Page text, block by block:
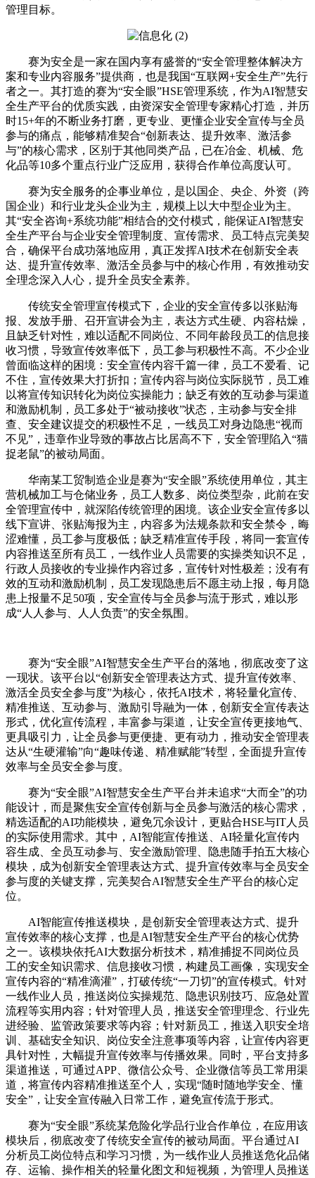
管理目标。
赛为安全是一家在国内享有盛誉的“安全管理整体解决方
案和专业内容服务”提供商，也是我国“互联网+安全生产”先行
者之一。其打造的赛为“安全眼”HSE管理系统，作为AI智慧安
全生产平台的优质实践，由资深安全管理专家精心打造，并历
时15+年的不断业务打磨，更专业、更懂企业安全宣传与全员
参与的痛点，能够精准契合“创新表达、提升效率、激活参
与”的核心需求，区别于其他同类产品，已在冶金、机械、危
化品等10多个重点行业广泛应用，获得合作单位高度认可。
赛为安全服务的企事业单位，是以国企、央企、外资（跨
国企业）和行业龙头企业为主，规模上以大中型企业为主。
其“安全咨询+系统功能”相结合的交付模式，能保证AI智慧安
全生产平台与企业安全管理制度、宣传需求、员工特点完美契
合，确保平台成功落地应用，真正发挥AI技术在创新安全表
达、提升宣传效率、激活全员参与中的核心作用，有效推动安
全理念深入人心，提升全员安全素养。
传统安全管理宣传模式下，企业的安全宣传多以张贴海
报、发放手册、召开宣讲会为主，表达方式生硬、内容枯燥，
且缺乏针对性，难以适配不同岗位、不同年龄段员工的信息接
收习惯，导致宣传效率低下，员工参与积极性不高。不少企业
曾面临这样的困境：安全宣传内容千篇一律，员工不爱看、记
不住，宣传效果大打折扣；宣传内容与岗位实际脱节，员工难
以将宣传知识转化为岗位实操能力；缺乏有效的互动参与渠道
和激励机制，员工多处于“被动接收”状态，主动参与安全排
查、安全建议提交的积极性不足，一线员工对身边隐患“视而
不见”，违章作业导致的事故占比居高不下，安全管理陷入“猫
捉老鼠”的被动局面。
华南某工贸制造企业是赛为“安全眼”系统使用单位，其主
营机械加工与仓储业务，员工人数多、岗位类型杂，此前在安
全管理宣传中，就深陷传统管理的困境。该企业安全宣传多以
线下宣讲、张贴海报为主，内容多为法规条款和安全禁令，晦
涩难懂，员工参与度极低；缺乏精准宣传手段，将同一套宣传
内容推送至所有员工，一线作业人员需要的实操类知识不足，
行政人员接收的专业操作内容过多，宣传针对性极差；没有有
效的互动和激励机制，员工发现隐患后不愿主动上报，每月隐
患上报量不足50项，安全宣传与全员参与流于形式，难以形
成“人人参与、人人负责”的安全氛围。
赛为“安全眼”AI智慧安全生产平台的落地，彻底改变了这
一现状。该平台以“创新安全管理表达方式、提升宣传效率、
激活全员安全参与度”为核心，依托AI技术，将轻量化宣传、
精准推送、互动参与、激励引导融为一体，创新安全宣传表达
形式，优化宣传流程，丰富参与渠道，让安全宣传更接地气、
更具吸引力，让全员参与更便捷、更有动力，推动安全管理表
达从“生硬灌输”向“趣味传递、精准赋能”转型，全面提升宣传
效率与全员安全参与度。
赛为“安全眼”AI智慧安全生产平台并未追求“大而全”的功
能设计，而是聚焦安全宣传创新与全员参与激活的核心需求，
精选适配的AI功能模块，避免冗余设计，更贴合HSE与IT人员
的实际使用需求。其中，AI智能宣传推送、AI轻量化宣传内
容生成、全员互动参与、安全激励管理、隐患随手拍五大核心
模块，成为创新安全管理表达方式、提升宣传效率与全员安全
参与度的关键支撑，完美契合AI智慧安全生产平台的核心定
位。
AI智能宣传推送模块，是创新安全管理表达方式、提升
宣传效率的核心支撑，也是AI智慧安全生产平台的核心优势
之一。该模块依托AI大数据分析技术，精准捕捉不同岗位员
工的安全知识需求、信息接收习惯，构建员工画像，实现安全
宣传内容的“精准滴灌”，打破传统“一刀切”的宣传模式。针对
一线作业人员，推送岗位实操规范、隐患识别技巧、应急处置
流程等实用内容；针对管理人员，推送安全管理理念、行业先
进经验、监管政策要求等内容；针对新员工，推送入职安全培
训、基础安全知识、岗位安全注意事项等内容，让宣传内容更
具针对性，大幅提升宣传效率与传播效果。同时，平台支持多
渠道推送，可通过APP、微信公众号、企业微信等员工常用渠
道，将宣传内容精准推送至个人，实现“随时随地学安全、懂
安全”，让安全宣传融入日常工作，避免宣传流于形式。
赛为“安全眼”系统某危险化学品行业合作单位，在应用该
模块后，彻底改变了传统安全宣传的被动局面。平台通过AI
分析员工岗位特点和学习习惯，为一线作业人员推送危化品储
存、运输、操作相关的轻量化图文和短视频，为管理人员推送